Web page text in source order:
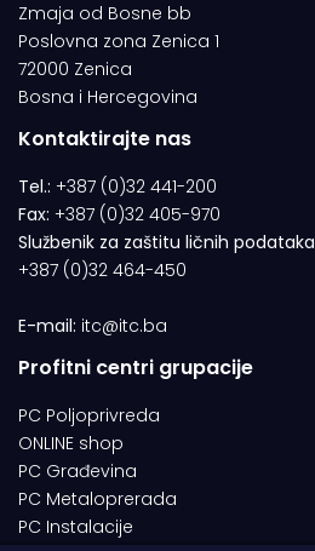
Zmaja od Bosne bb
Poslovna zona Zenica 1
72000 Zenica
Bosna i Hercegovina
Kontaktirajte nas
Tel.: +387 (0)32 441-200
Fax: +387 (0)32 405-970
Službenik za zaštitu ličnih podataka
+387 (0)32 464-450
E-mail: itc@itc.ba
Profitni centri grupacije
PC Poljoprivreda
ONLINE shop
PC Građevina
PC Metaloprerada
PC Instalacije